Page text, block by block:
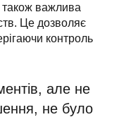
важлива
Це дозволяє
контроль
але не
не було